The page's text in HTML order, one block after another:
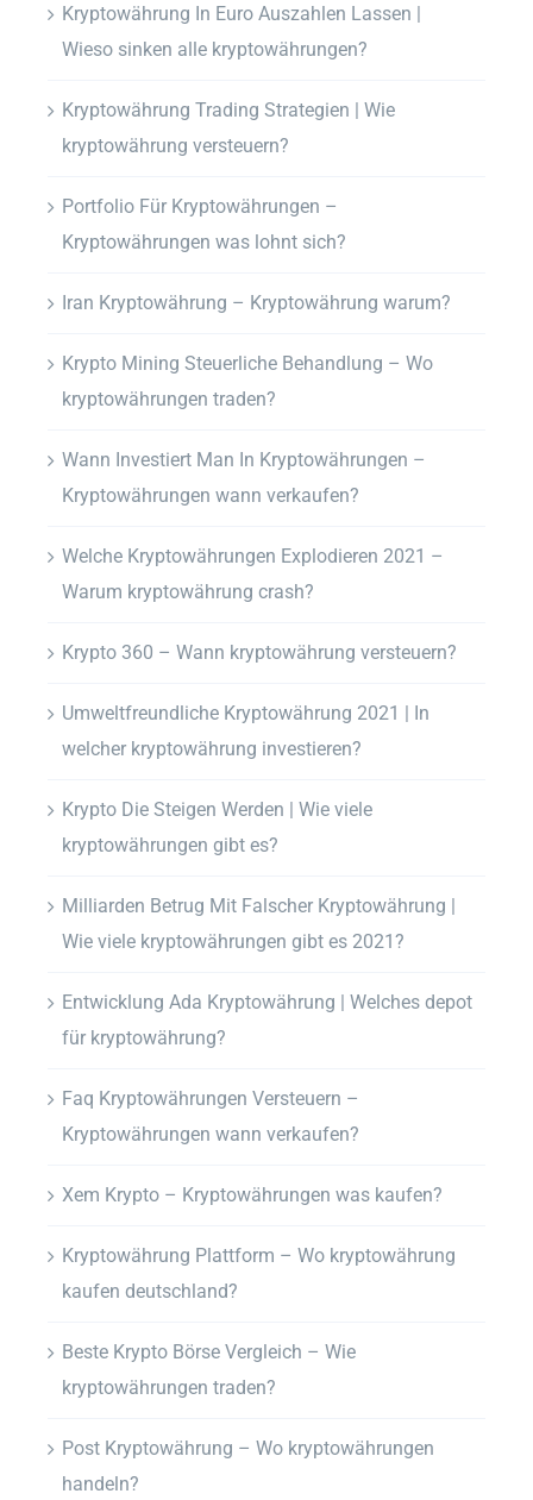
Kryptowährung In Euro Auszahlen Lassen |
Wieso sinken alle kryptowährungen?
Kryptowährung Trading Strategien | Wie
kryptowährung versteuern?
Portfolio Für Kryptowährungen –
Kryptowährungen was lohnt sich?
Iran Kryptowährung – Kryptowährung warum?
Krypto Mining Steuerliche Behandlung – Wo
kryptowährungen traden?
Wann Investiert Man In Kryptowährungen –
Kryptowährungen wann verkaufen?
Welche Kryptowährungen Explodieren 2021 –
Warum kryptowährung crash?
Krypto 360 – Wann kryptowährung versteuern?
Umweltfreundliche Kryptowährung 2021 | In
welcher kryptowährung investieren?
Krypto Die Steigen Werden | Wie viele
kryptowährungen gibt es?
Milliarden Betrug Mit Falscher Kryptowährung |
Wie viele kryptowährungen gibt es 2021?
Entwicklung Ada Kryptowährung | Welches depot
für kryptowährung?
Faq Kryptowährungen Versteuern –
Kryptowährungen wann verkaufen?
Xem Krypto – Kryptowährungen was kaufen?
Kryptowährung Plattform – Wo kryptowährung
kaufen deutschland?
Beste Krypto Börse Vergleich – Wie
kryptowährungen traden?
Post Kryptowährung – Wo kryptowährungen
handeln?